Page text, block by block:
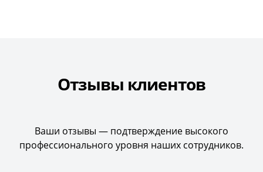
Отзывы клиентов
Ваши отзывы — подтверждение высокого
профессионального уровня наших сотрудников.